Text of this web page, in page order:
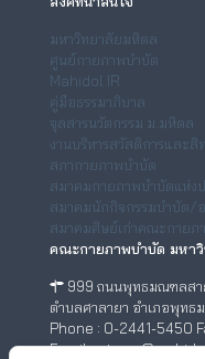
มหาวิทยาลัยมหิดล
ศูนย์กายภาพบำบัด
Mahidol IR
คู่มือธรรมาภิบาล
จุลสารนวัตกรรม ม.มหิดล
งานบริหารสวัสดิการและสิ
สภากายภาพบำบัด
สมาคมกายภาพบำบัดแห่ง
สมาคมนักกิจกรรมบำบัด/อ
สมาคมศิษย์เก่าคณะกายภ
คณะกายภาพบำบัด มหา
999 ถนนพุทธมณฑลสา
ตำบลศาลายา อำเภอพุท
Phone : 0-2441-5450
Email :